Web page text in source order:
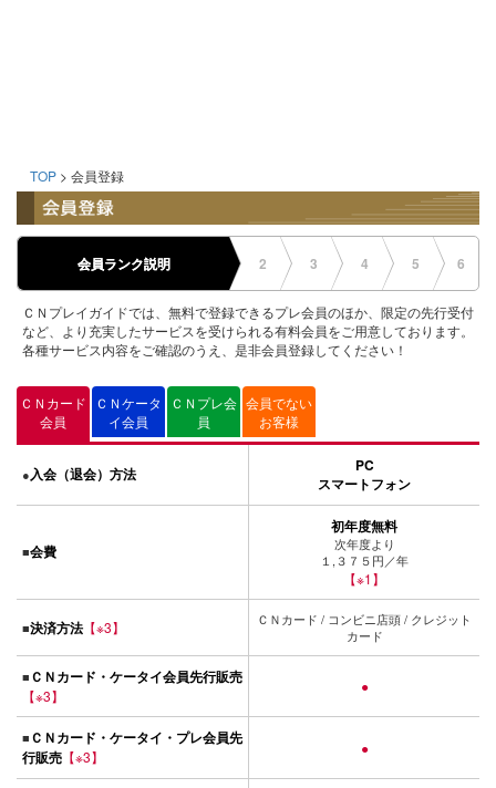
TOP > 会員登録
会員ランク説明 2 3 4 5 6
ＣＮプレイガイドでは、無料で登録できるプレ会員のほか、限定の先行受付
など、より充実したサービスを受けられる有料会員をご用意しております。
各種サービス内容をご確認のうえ、是非会員登録してください！
ＣＮカード
会員
ＣＮケータ
イ会員
ＣＮプレ会
員
会員でない
お客様
●入会（退会）方法
PC
スマートフォン
■会費
初年度無料
次年度より
１,３７５円／年
【※1】
■決済方法 【※3】
ＣＮカード / コンビニ店頭 / クレジット
カード
■ＣＮカード・ケータイ会員先行販売
【※3】
●
■ＣＮカード・ケータイ・プレ会員先
行販売 【※3】 ●